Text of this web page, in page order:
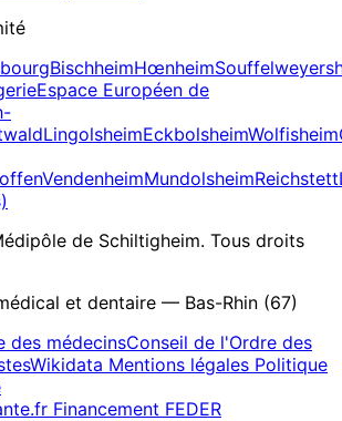
BischheimHœnheim
Espace Européen de
LingolsheimEckbolsheimWolfisheim
VendenheimMundolsheimReichstett
de Schiltigheim. Tous droits
et dentaire — Bas-Rhin (67)
des médecinsConseil de l'Ordre des
Wikidata Mentions légales Politique
Financement FEDER